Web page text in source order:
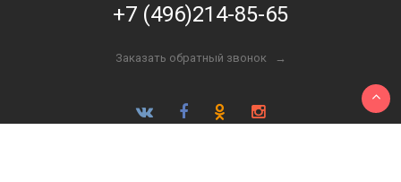
+7 (496)214-85-65
Заказать обратный звонок →